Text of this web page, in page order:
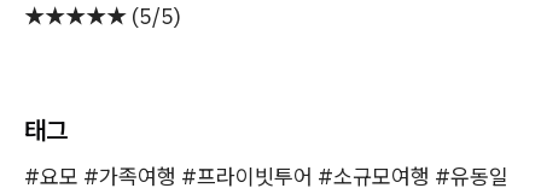
★★★★★ (5/5)
태그
#요모 #가족여행 #프라이빗투어 #소규모여행 #유동일